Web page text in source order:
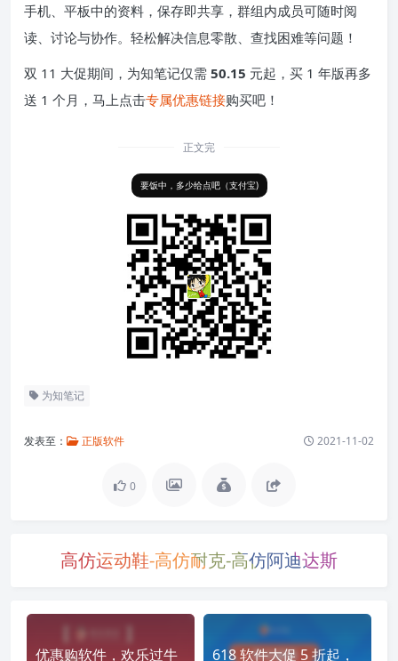
手机、平板中的资料，保存即共享，群组内成员可随时阅
读、讨论与协作。轻松解决信息零散、查找困难等问题！
双 11 大促期间，为知笔记仅需 50.15 元起，买 1 年版再多
送 1 个月，马上点击专属优惠链接购买吧！
正文完
要饭中，多少给点吧（支付宝)
为知笔记
发表至： 正版软件 2021-11-02
0
高仿运动鞋-高仿耐克-高仿阿迪达斯
优惠购软件，欢乐过牛
618 软件大促 5 折起，